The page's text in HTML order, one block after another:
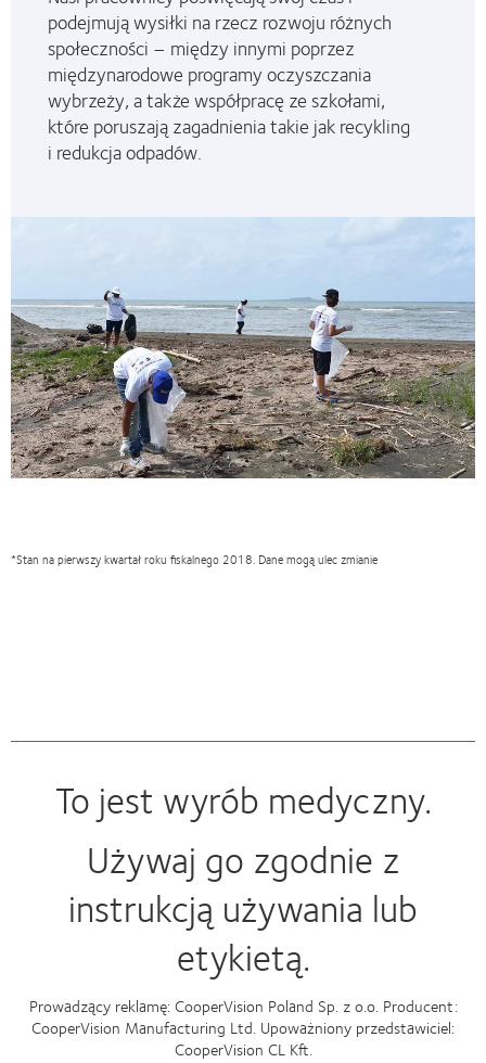
podejmują wysiłki na rzecz rozwoju różnych
społeczności – między innymi poprzez
międzynarodowe programy oczyszczania
wybrzeży, a także współpracę ze szkołami,
które poruszają zagadnienia takie jak recykling
i redukcja odpadów.
*Stan na pierwszy kwartał roku fiskalnego 2018. Dane mogą ulec zmianie
To jest wyrób medyczny.
Używaj go zgodnie z
instrukcją używania lub
etykietą.
Prowadzący reklamę: CooperVision Poland Sp. z o.o. Producent:
CooperVision Manufacturing Ltd. Upoważniony przedstawiciel:
CooperVision CL Kft.